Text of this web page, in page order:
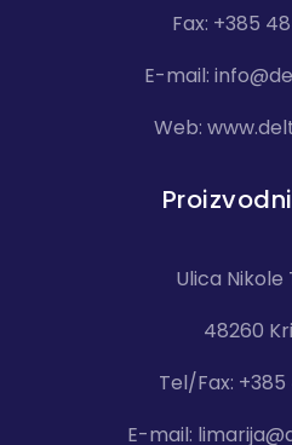
Fax: +385
E-mail:
Web:
Ulica Nikole
48260
Tel/Fax: +385
E-mail: